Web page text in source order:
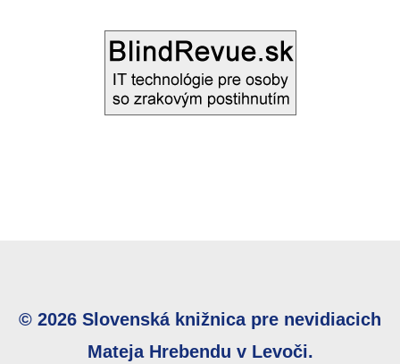
© 2026 Slovenská knižnica pre nevidiacich
Mateja Hrebendu v Levoči.